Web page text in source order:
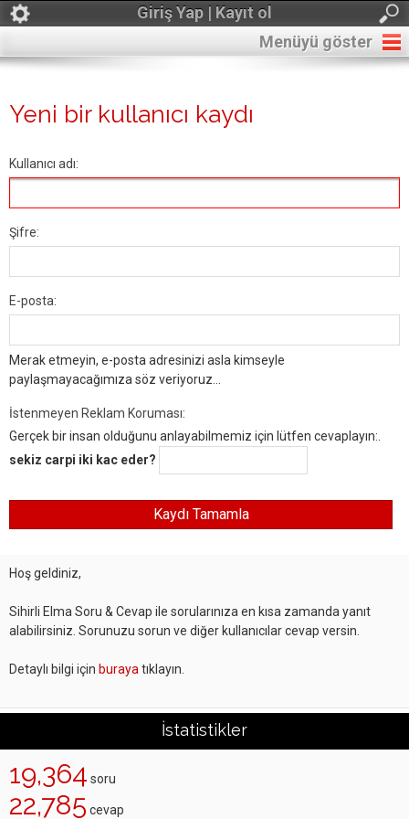
Giriş Yap | Kayıt ol
Menüyü göster
Yeni bir kullanıcı kaydı
Kullanıcı adı:
Şifre:
E-posta:
Merak etmeyin, e-posta adresinizi asla kimseyle
paylaşmayacağımıza söz veriyoruz...
İstenmeyen Reklam Koruması:
Gerçek bir insan olduğunu anlayabilmemiz için lütfen cevaplayın:.
sekiz carpi iki kac eder?
Hoş geldiniz,
Sihirli Elma Soru & Cevap ile sorularınıza en kısa zamanda yanıt
alabilirsiniz. Sorunuzu sorun ve diğer kullanıcılar cevap versin.
Detaylı bilgi için buraya tıklayın.
İstatistikler
19,364 soru
22,785 cevap